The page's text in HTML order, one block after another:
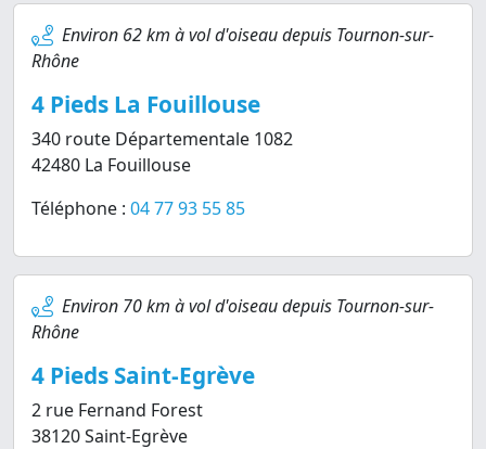
Environ 62 km à vol d'oiseau depuis Tournon-sur-
Rhône
4 Pieds La Fouillouse
340 route Départementale 1082
42480 La Fouillouse
Téléphone : 04 77 93 55 85
Environ 70 km à vol d'oiseau depuis Tournon-sur-
Rhône
4 Pieds Saint-Egrève
2 rue Fernand Forest
38120 Saint-Egrève